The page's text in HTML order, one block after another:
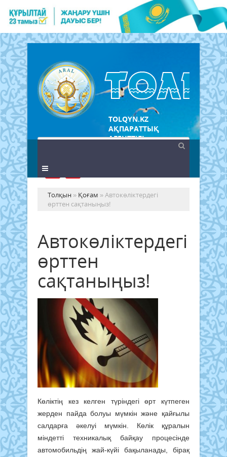
TOLQYN.KZ
АҚПАРАТТЫҚ
АГЕНТТІГІ
Толқын » Қоғам » Автокөліктердегі
өрттен сақтаныңыз!
Автокөліктердегі
өрттен
сақтаныңыз!
Көліктің кез келген түріндегі өрт күтпеген
жерден пайда болуы мүмкін және қайғылы
салдарға әкелуі мүмкін. Көлік құралын
міндетті техникалық байқау процесінде
автомобильдің жай-күйі бақыланады, бірақ